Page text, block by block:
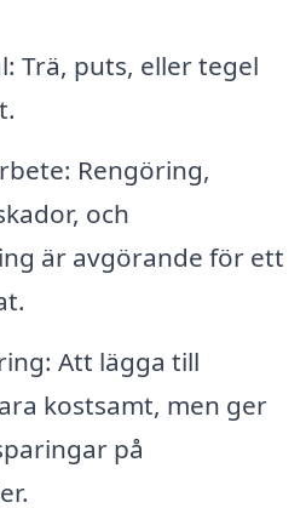
Trä, puts, eller tegel
Rengöring,
och
är avgörande för ett
Att lägga till
kostsamt, men ger
på